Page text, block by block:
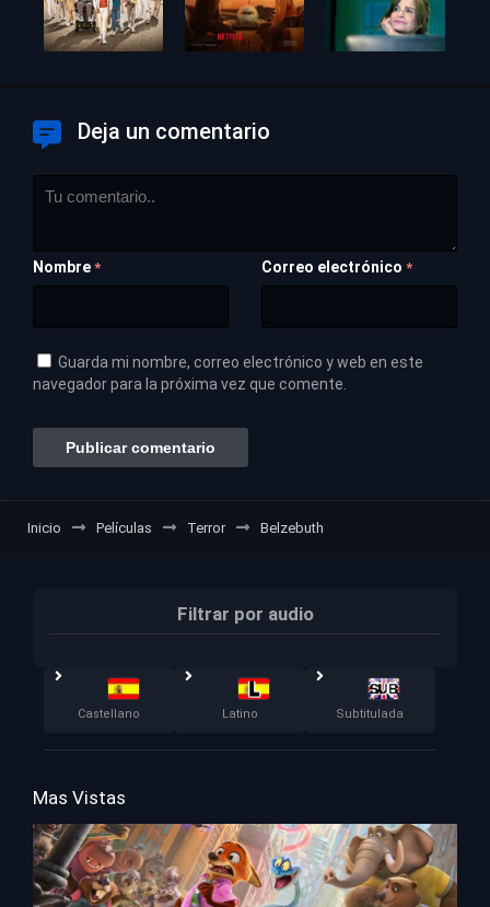
Deja un comentario
Nombre * Correo electrónico *
Guarda mi nombre, correo electrónico y web en este
navegador para la próxima vez que comente.
Inicio Películas Terror Belzebuth
Filtrar por audio
Castellano Latino Subtitulada
Mas Vistas